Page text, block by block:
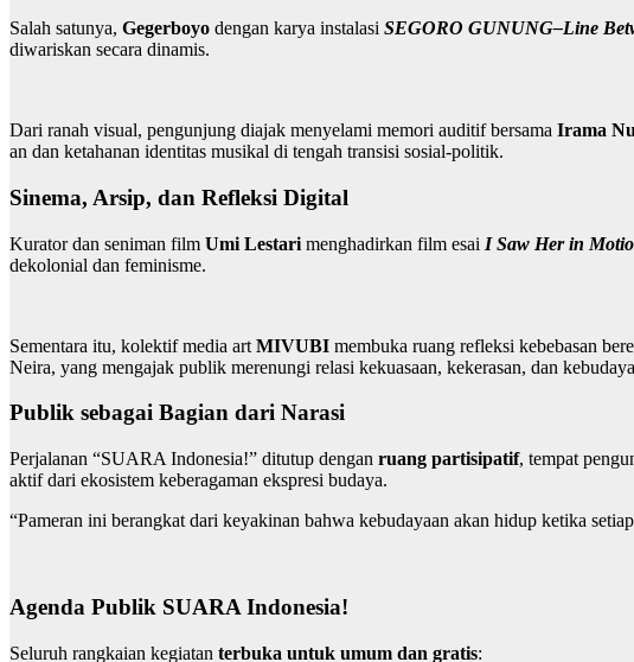
Salah satunya, Gegerboyo dengan karya instalasi SEGORO GUNUNG–Line
diwariskan secara dinamis.
Dari ranah visual, pengunjung diajak menyelami memori auditif bersama Irama
an dan ketahanan identitas musikal di tengah transisi sosial-politik.
Sinema, Arsip, dan Refleksi Digital
Kurator dan seniman film Umi Lestari menghadirkan film esai I Saw Her in
dekolonial dan feminisme.
Sementara itu, kolektif media art MIVUBI membuka ruang refleksi kebebasan
Neira, yang mengajak publik merenungi relasi kekuasaan, kekerasan, dan
Publik sebagai Bagian dari Narasi
Perjalanan “SUARA Indonesia!” ditutup dengan ruang partisipatif, tempat
aktif dari ekosistem keberagaman ekspresi budaya.
“Pameran ini berangkat dari keyakinan bahwa kebudayaan akan hidup ketika
Agenda Publik SUARA Indonesia!
Seluruh rangkaian kegiatan terbuka untuk umum dan gratis: